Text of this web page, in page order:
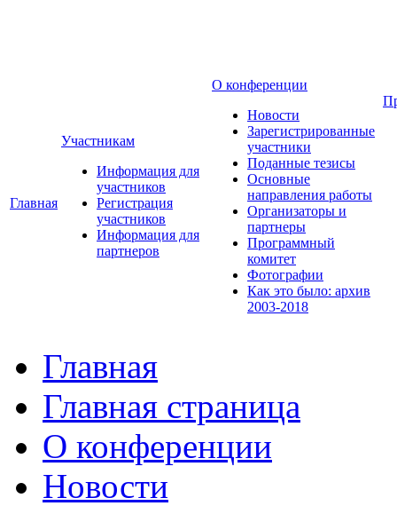
Главная
Участникам
Информация для
участников
Регистрация
участников
Информация для
партнеров
О конференции
Новости
Зарегистрированные
участники
Поданные тезисы
Основные
направления работы
Организаторы и
партнеры
Программный
комитет
Фотографии
Как это было: архив
2003-2018
Главная
Главная страница
О конференции
Новости